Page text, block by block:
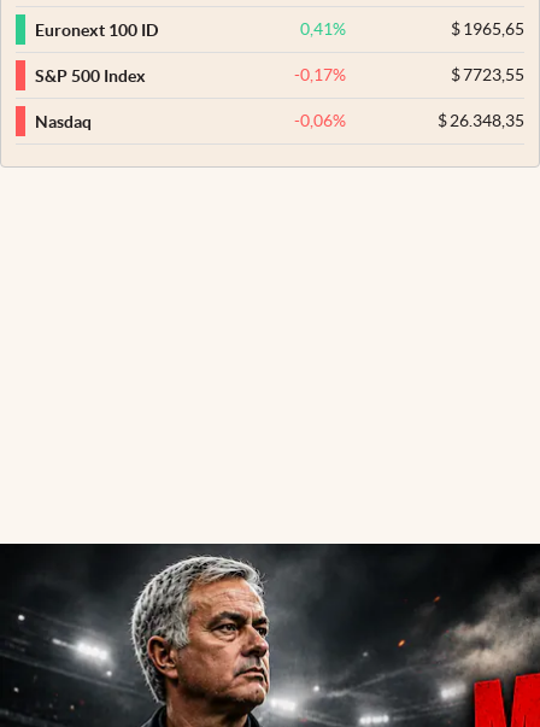
Euronext 100 ID 0,41% $1965,65
S&P 500 Index -0,17% $7723,55
Nasdaq -0,06% $26.348,35